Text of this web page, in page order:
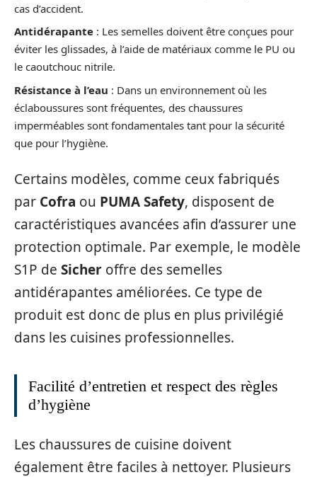
cas d’accident.
Antidérapante : Les semelles doivent être conçues pour
éviter les glissades, à l’aide de matériaux comme le PU ou
le caoutchouc nitrile.
Résistance à l’eau : Dans un environnement où les
éclaboussures sont fréquentes, des chaussures
imperméables sont fondamentales tant pour la sécurité
que pour l’hygiène.
Certains modèles, comme ceux fabriqués
par Cofra ou PUMA Safety, disposent de
caractéristiques avancées afin d’assurer une
protection optimale. Par exemple, le modèle
S1P de Sicher offre des semelles
antidérapantes améliorées. Ce type de
produit est donc de plus en plus privilégié
dans les cuisines professionnelles.
Facilité d’entretien et respect des règles
d’hygiène
Les chaussures de cuisine doivent
également être faciles à nettoyer. Plusieurs